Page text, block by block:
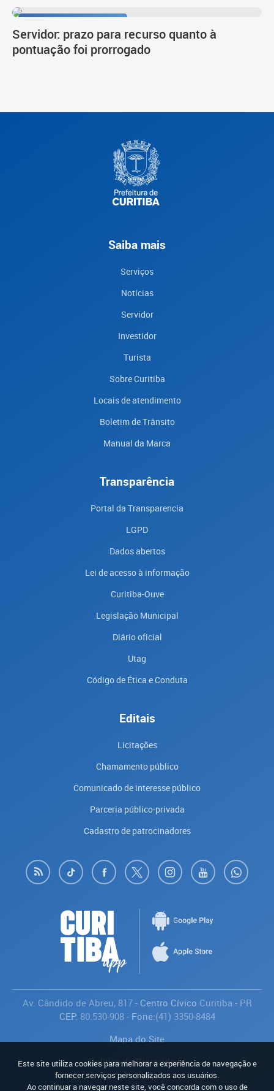
Servidor: prazo para recurso quanto à
pontuação foi prorrogado
Saiba mais
Serviços
Notícias
Servidor
Investidor
Turista
Sobre Curitiba
Locais de atendimento
Boletim de Trânsito
Manual da Marca
Transparência
Portal da Transparencia
LGPD
Dados abertos
Lei de acesso à informação
Curitiba-Ouve
Legislação Municipal
Diário oficial
Utag
Código de Ética e Conduta
Editais
Licitações
Chamamento público
Comunicado de interesse público
Parceria público-privada
Cadastro de patrocinadores
Av. Cândido de Abreu, 817- Centro Cívico Curitiba- PR
CEP: 80.530-908- Fone:(41) 3350-8484
Mapa do Site
Política de Privacidade
Avaliar
Este site utiliza cookies para melhorar a experiência de navegação e
fornecer serviços personalizados aos usuários.
Ao continuar a navegar neste site, você concorda com o uso de